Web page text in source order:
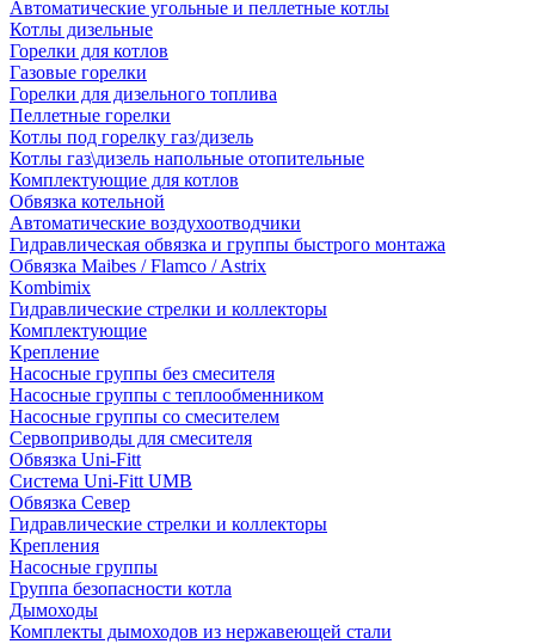
Автоматические угольные и пеллетные котлы
Котлы дизельные
Горелки для котлов
Газовые горелки
Горелки для дизельного топлива
Пеллетные горелки
Котлы под горелку газ/дизель
Котлы газ\дизель напольные отопительные
Комплектующие для котлов
Обвязка котельной
Автоматические воздухоотводчики
Гидравлическая обвязка и группы быстрого монтажа
Обвязка Maibes / Flamco / Astrix
Kombimix
Гидравлические стрелки и коллекторы
Комплектующие
Крепление
Насосные группы без смесителя
Насосные группы с теплообменником
Насосные группы со смесителем
Сервоприводы для смесителя
Обвязка Uni-Fitt
Система Uni-Fitt UMB
Обвязка Север
Гидравлические стрелки и коллекторы
Крепления
Насосные группы
Группа безопасности котла
Дымоходы
Комплекты дымоходов из нержавеющей стали